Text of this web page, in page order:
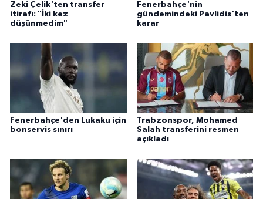
Zeki Çelik'ten transfer
itirafı: "İki kez
düşünmedim"
Fenerbahçe'nin
gündemindeki Pavlidis'ten
karar
Fenerbahçe'den Lukaku için
bonservis sınırı
Trabzonspor, Mohamed
Salah transferini resmen
açıkladı